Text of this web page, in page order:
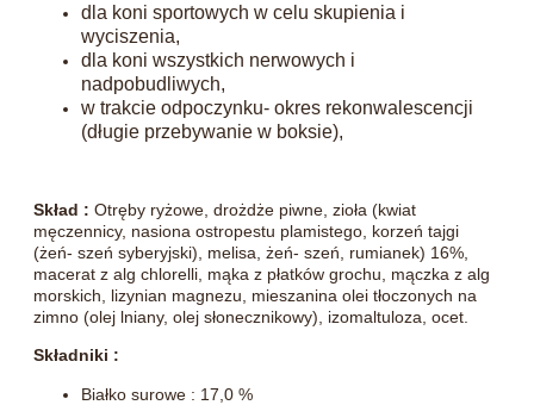
dla koni sportowych w celu skupienia i
wyciszenia,
dla koni wszystkich nerwowych i
nadpobudliwych,
w trakcie odpoczynku- okres rekonwalescencji
(długie przebywanie w boksie),
Skład : Otręby ryżowe, drożdże piwne, zioła (kwiat
męczennicy, nasiona ostropestu plamistego, korzeń tajgi
(żeń- szeń syberyjski), melisa, żeń- szeń, rumianek) 16%,
macerat z alg chlorelli, mąka z płatków grochu, mączka z alg
morskich, lizynian magnezu, mieszanina olei tłoczonych na
zimno (olej lniany, olej słonecznikowy), izomaltuloza, ocet.
Składniki :
Białko surowe : 17,0 %